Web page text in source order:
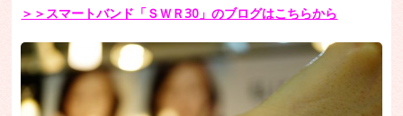
＞＞スマートバンド「ＳＷＲ30」のブログはこちらから